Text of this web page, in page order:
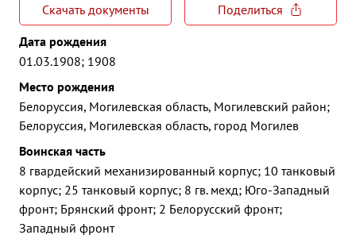
Скачать документы
Поделиться
Дата рождения
01.03.1908; 1908
Место рождения
Белоруссия, Могилевская область, Могилевский район;
Белоруссия, Могилевская область, город Могилев
Воинская часть
8 гвардейский механизированный корпус; 10 танковый
корпус; 25 танковый корпус; 8 гв. мехд; Юго-Западный
фронт; Брянский фронт; 2 Белорусский фронт;
Западный фронт